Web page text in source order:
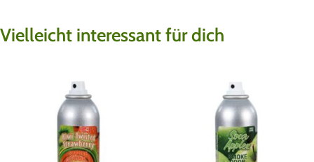
Vielleicht interessant für dich